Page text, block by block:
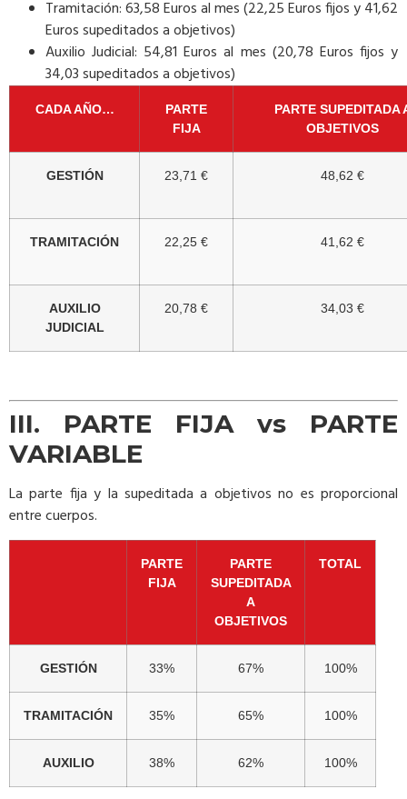
Tramitación: 63,58 Euros al mes (22,25 Euros fijos y 41,62
Euros supeditados a objetivos)
Auxilio Judicial: 54,81 Euros al mes (20,78 Euros fijos y
34,03 supeditados a objetivos)
CADA AÑO…
PARTE
FIJA
PARTE SUPEDITADA
OBJETIVOS
GESTIÓN 23,71 € 48,62 €
TRAMITACIÓN 22,25 € 41,62 €
AUXILIO
JUDICIAL
20,78 € 34,03 €
III. PARTE FIJA vs PARTE
VARIABLE
La parte fija y la supeditada a objetivos no es proporcional
entre cuerpos.
PARTE
FIJA
PARTE
SUPEDITADA
A
OBJETIVOS
TOTAL
GESTIÓN 33% 67% 100%
TRAMITACIÓN 35% 65% 100%
AUXILIO 38% 62% 100%